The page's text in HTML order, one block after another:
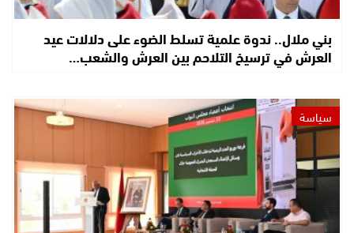
بني ملال.. ندوة علمية تسلط الضوء على دلالات عيد
العرش في ترسيخ التلاحم بين العرش والشعب…
سياسة